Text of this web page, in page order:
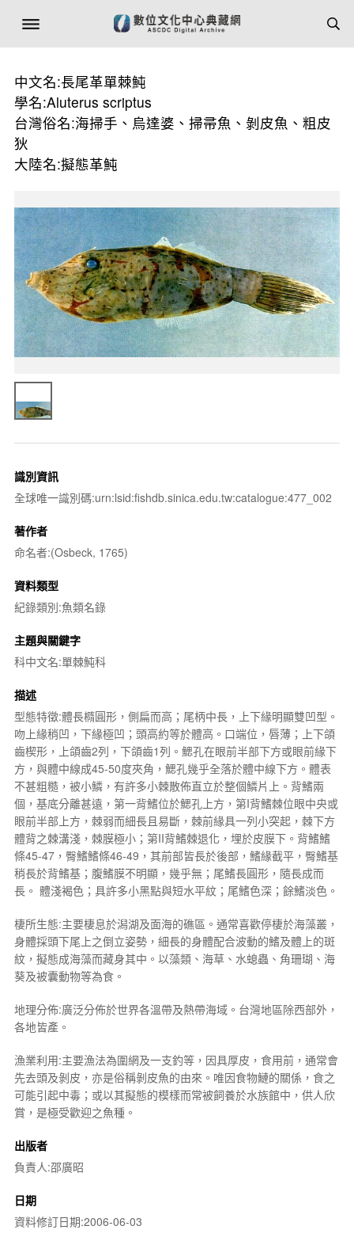
中文名:長尾革單棘魨
學名:Aluterus scriptus
台灣俗名:海掃手、烏達婆、掃帚魚、剝皮魚、粗皮
狄
大陸名:擬態革魨
識別資訊
全球唯一識別碼:urn:lsid:fishdb.sinica.edu.tw:catalogue:477_002
著作者
命名者:(Osbeck, 1765)
資料類型
紀錄類別:魚類名錄
主題與關鍵字
科中文名:單棘魨科
描述
型態特徵:體長橢圓形，側扁而高；尾柄中長，上下緣明顯雙凹型。
吻上緣稍凹，下緣極凹；頭高約等於體高。口端位，唇薄；上下頜
齒楔形，上頜齒2列，下頜齒1列。鰓孔在眼前半部下方或眼前緣下
方，與體中線成45-50度夾角，鰓孔幾乎全落於體中線下方。體表
不甚粗糙，被小鱗，有許多小棘散佈直立於整個鱗片上。背鰭兩
個，基底分離甚遠，第一背鰭位於鰓孔上方，第I背鰭棘位眼中央或
眼前半部上方，棘弱而細長且易斷，棘前緣具一列小突起，棘下方
體背之棘溝淺，棘膜極小；第II背鰭棘退化，埋於皮膜下。背鰭鰭
條45-47，臀鰭鰭條46-49，其前部皆長於後部，鰭緣截平，臀鰭基
稍長於背鰭基；腹鰭膜不明顯，幾乎無；尾鰭長圓形，隨長成而
長。 體淺褐色；具許多小黑點與短水平紋；尾鰭色深；餘鰭淡色。
棲所生態:主要棲息於潟湖及面海的礁區。通常喜歡停棲於海藻叢，
身體採頭下尾上之倒立姿勢，細長的身體配合波動的鰭及體上的斑
紋，擬態成海藻而藏身其中。以藻類、海草、水螅蟲、角珊瑚、海
葵及被囊動物等為食。
地理分佈:廣泛分佈於世界各溫帶及熱帶海域。台灣地區除西部外，
各地皆產。
漁業利用:主要漁法為圍網及一支釣等，因具厚皮，食用前，通常會
先去頭及剝皮，亦是俗稱剝皮魚的由來。唯因食物鰱的關係，食之
可能引起中毒；或以其擬態的模樣而常被飼養於水族館中，供人欣
賞，是極受歡迎之魚種。
出版者
負責人:邵廣昭
日期
資料修訂日期:2006-06-03